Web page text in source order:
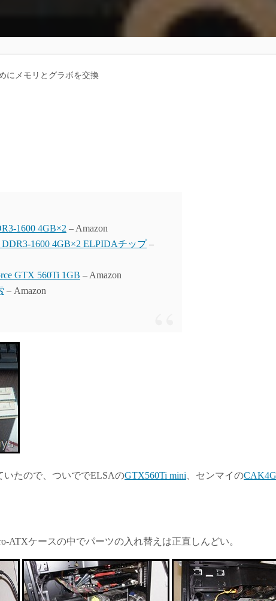
にメモリとグラボを交換
1600 4GB×2 – Amazon
1600 4GB×2 ELPIDAチップ–
GTX 560Ti 1GB – Amazon
– Amazon
いたので、ついででELSAのGTX560Ti mini 、センマイの
ATXケースの中でパーツの入れ替えは正直しんどい。